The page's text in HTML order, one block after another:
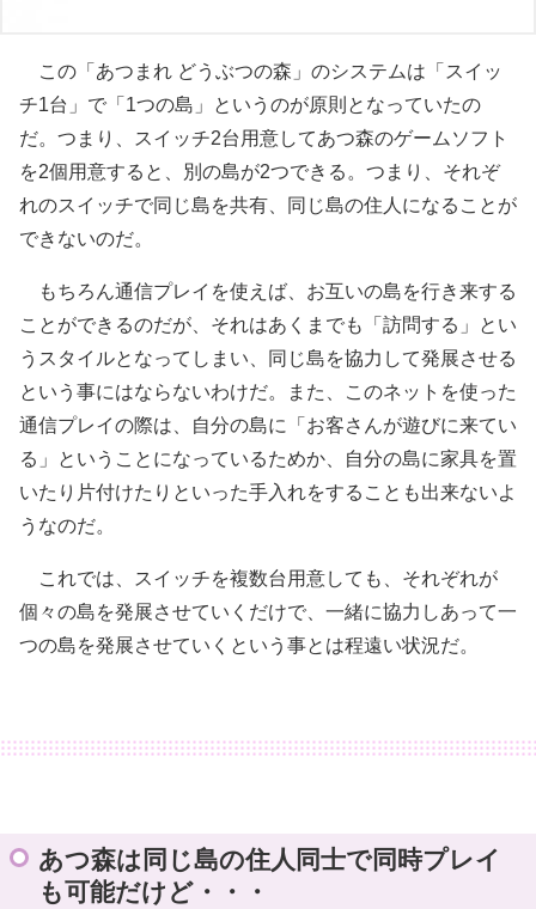
この「あつまれ どうぶつの森」のシステムは「スイッ
チ1台」で「1つの島」というのが原則となっていたの
だ。つまり、スイッチ2台用意してあつ森のゲームソフト
を2個用意すると、別の島が2つできる。つまり、それぞ
れのスイッチで同じ島を共有、同じ島の住人になることが
できないのだ。
もちろん通信プレイを使えば、お互いの島を行き来する
ことができるのだが、それはあくまでも「訪問する」とい
うスタイルとなってしまい、同じ島を協力して発展させる
という事にはならないわけだ。また、このネットを使った
通信プレイの際は、自分の島に「お客さんが遊びに来てい
る」ということになっているためか、自分の島に家具を置
いたり片付けたりといった手入れをすることも出来ないよ
うなのだ。
これでは、スイッチを複数台用意しても、それぞれが
個々の島を発展させていくだけで、一緒に協力しあって一
つの島を発展させていくという事とは程遠い状況だ。
あつ森は同じ島の住人同士で同時プレイ
も可能だけど・・・